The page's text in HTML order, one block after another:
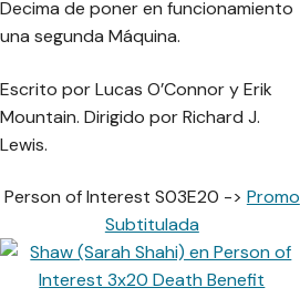
Decima de poner en funcionamiento
una segunda Máquina.
Escrito por Lucas O’Connor y Erik
Mountain. Dirigido por Richard J.
Lewis.
Person of Interest S03E20 -> Promo
Subtitulada